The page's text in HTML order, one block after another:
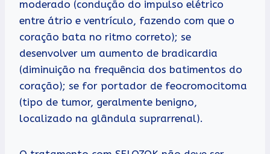
moderado (condução do impulso elétrico
entre átrio e ventrículo, fazendo com que o
coração bata no ritmo correto); se
desenvolver um aumento de bradicardia
(diminuição na frequência dos batimentos do
coração); se for portador de feocromocitoma
(tipo de tumor, geralmente benigno,
localizado na glândula suprarrenal).